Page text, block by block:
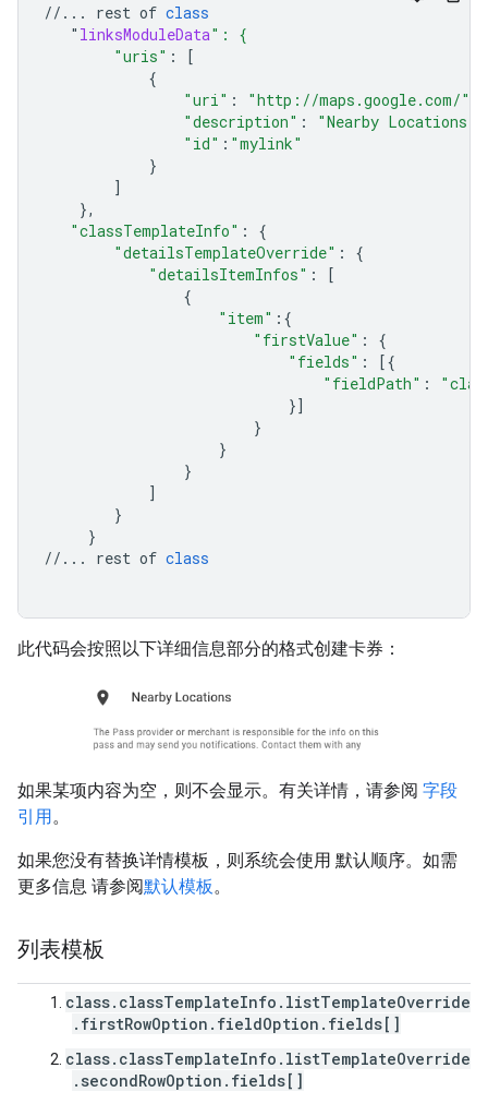
//... rest of class
" linksModuleData": {
"uris" :
[
{
"uri" : "http://maps.google.com/"
"description" : "Nearby Locations"
"id" : "mylink"
}
]
},
"classTemplateInfo" :
{
"detailsTemplateOverride" :
{
"detailsItemInfos" :
[
{
"item" :{
"firstValue" :
{
"fields" :
[{
"fieldPath" :
}]
}
}
}
]
}
}
//...
rest of class
此代码会按照以下详细信息部分的格式创建卡券：
如果某项内容为空，则不会显示。有关详情，请参阅 字段
引用 。
如果您没有替换详情模板，则系统会使用 默认顺序。如需
更多信息 请参阅默认模板。
列表模板
class.classTemplateInfo.listTemplateOverride
.firstRowOption.fieldOption.fields[]
class.classTemplateInfo.listTemplateOverride
.secondRowOption.fields[]